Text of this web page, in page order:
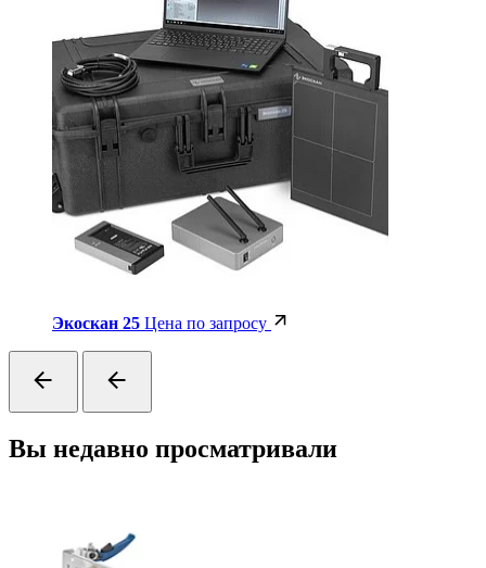
Экоскан 25 Цена по запросу
Вы недавно просматривали